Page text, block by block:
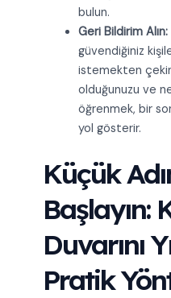
bulun.
Geri Bildirim Alın:
güvendiğiniz
istemekten
olduğunuzu ve
öğrenmek, bir
yol gösterir.
Küçük
Başlayın:
Duvarını
Pratik